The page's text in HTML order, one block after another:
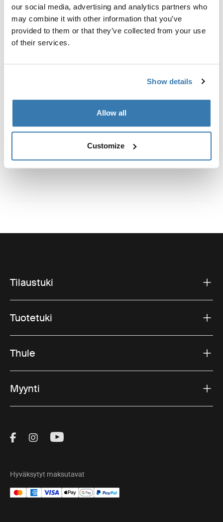
our social media, advertising and analytics partners who
may combine it with other information that you’ve
provided to them or that they’ve collected from your use
of their services.
Show details
Allow all
Customize
Toggle guides and instructions
Ohjeet
Arvostelut
Tavaramerkin rekisteröinti: Thule Sweden AB
Valmistajan nimi: Thule Sweden
Valmistajan osoite: Borggatan 5, 335 73 Hillerstorp,
Sähköposti: support@thule.com
Sivusto: www.thule.com
Tilaustuki
Tuotetuki
Thule
Myynti
Visit Thule on Facebook (external link)
Visit Thule on Instagram (external link)
Visit Thule on Youtube (external
Hyväksytyt maksutavat